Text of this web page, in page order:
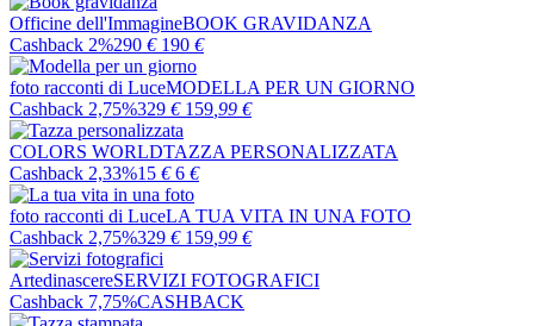
Officine dell'ImmagineBOOK GRAVIDANZA
Cashback 2%290 € 190 €
foto racconti di LuceMODELLA PER UN GIORNO
Cashback 2,75%329 € 159 ,99 €
COLORS WORLDTAZZA PERSONALIZZATA
Cashback 2,33%15 € 6 €
foto racconti di LuceLA TUA VITA IN UNA FOTO
Cashback 2,75%329 € 159 ,99 €
ArtedinascereSERVIZI FOTOGRAFICI
Cashback 7,75%CASHBACK